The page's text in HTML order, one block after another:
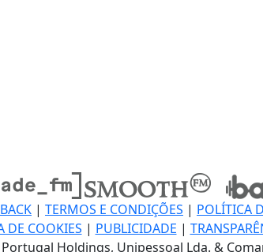
| TERMOS E CONDIÇÕES | POLÍTICA
DE COOKIES | PUBLICIDADE |
Holdings, Unipessoal Lda. &